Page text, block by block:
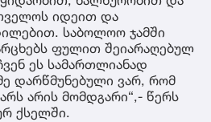
იდეით და
საბოლოო ჯამში
ფულით შეიარაღებულ
ეს სამართლიანად
დარწმუნებული ვარ, რომ
არის მომდგარი“,- წერს
ქსელში.